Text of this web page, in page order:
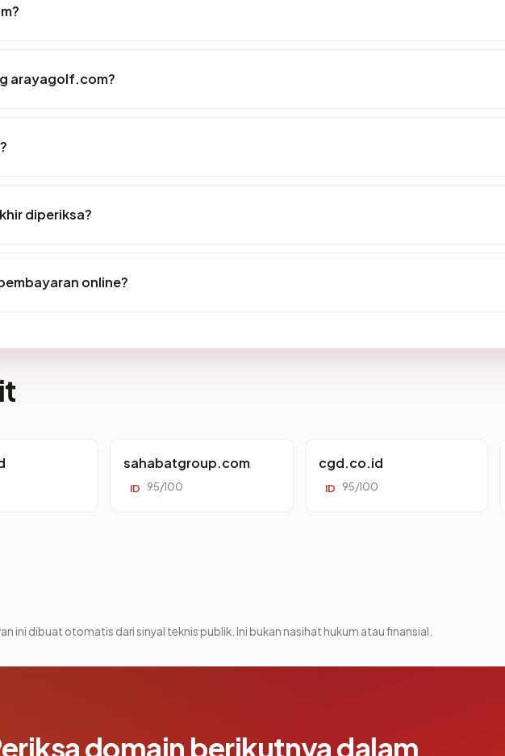
arayagolf.com?
diperiksa?
online?
sahabatgroup.com
ID 95/100
cgd.co.id
ID 95/100
ini dibuat otomatis dari sinyal teknis publik. Ini bukan nasihat hukum atau finansial.
domain berikutnya dalam